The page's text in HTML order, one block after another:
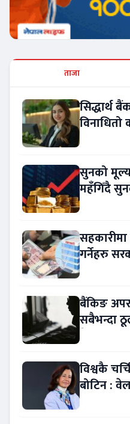
ताजा
सिद्धार्थ
सुनको
महँगिँदै
गर्नेहरु
बैंकिङ
सबैभन्दा
विश्वकै
बोटिन :